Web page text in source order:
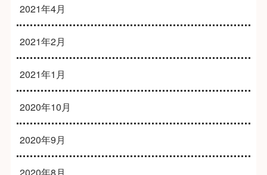
2021年4月
2021年2月
2021年1月
2020年10月
2020年9月